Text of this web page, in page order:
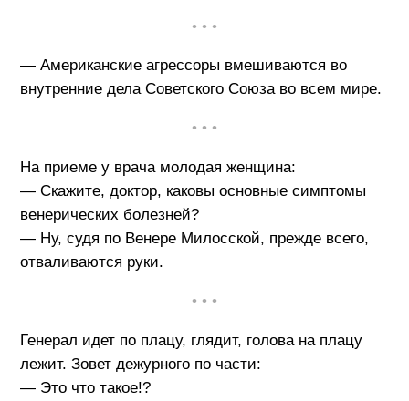
• • •
— Американские агрессоры вмешиваются во
внутренние дела Советского Союза во всем мире.
• • •
На приеме у врача молодая женщина:
— Скажите, доктор, каковы основные симптомы
венерических болезней?
— Ну, судя по Венере Милосской, прежде всего,
отваливаются руки.
• • •
Генерал идет по плацу, глядит, голова на плацу
лежит. Зовет дежурного по части:
— Это что такое!?